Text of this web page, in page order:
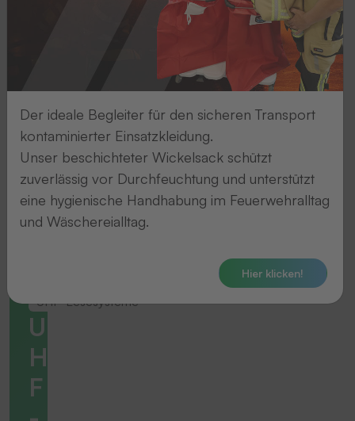
UHF-Lesesysteme
U
H
F
Der ideale Begleiter für den sicheren Transport
kontaminierter Einsatzkleidung.
Unser beschichteter Wickelsack schützt
zuverlässig vor Durchfeuchtung und unterstützt
eine hygienische Handhabung im Feuerwehralltag
und Wäschereialltag.
Hier klicken!